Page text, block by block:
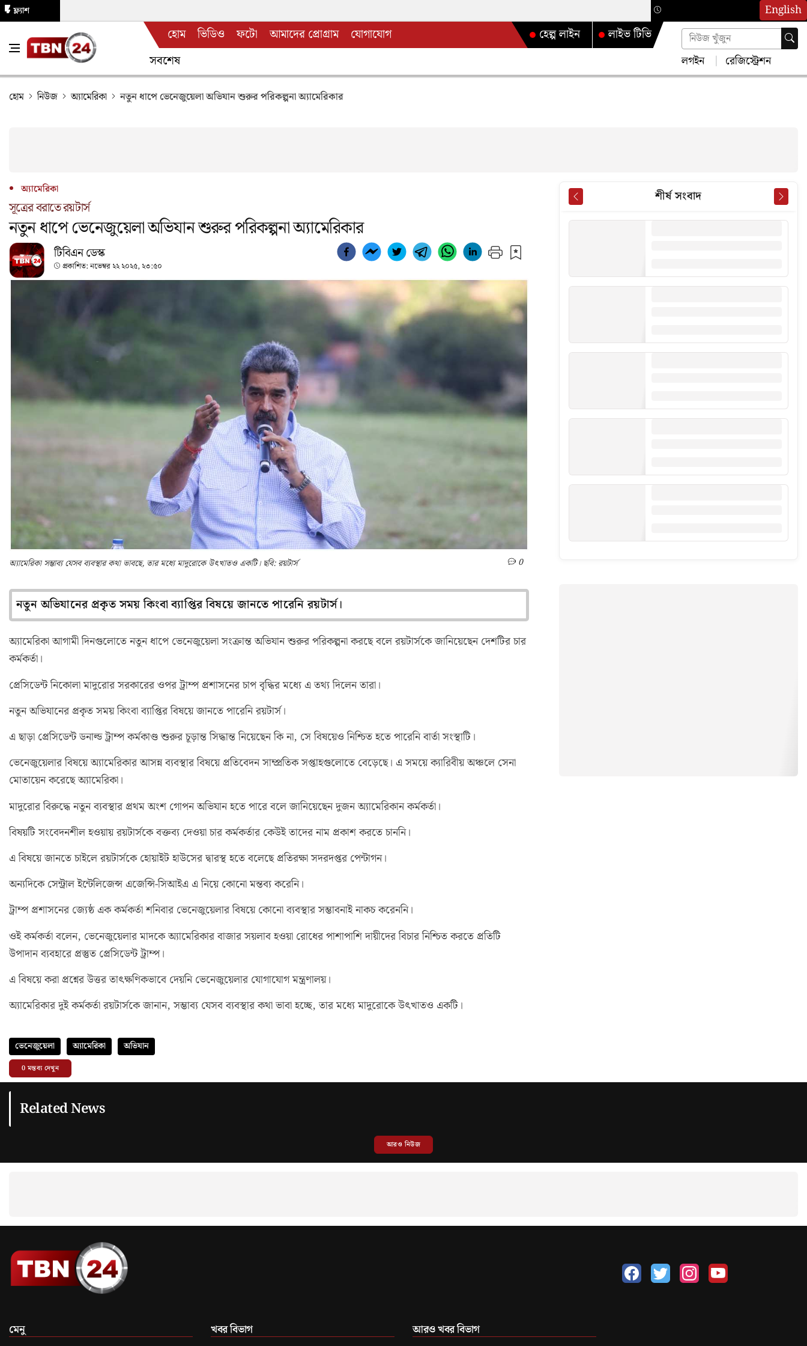
English
ফ্ল্যাশ
হোম ভিডিও ফটো আমাদের প্রোগ্রাম যোগাযোগ লাইভ টিভি
হেল্প লাইন
সবশেষ
লগইন রেজিস্ট্রেশন
হোম নিউজ অ্যামেরিকা নতুন ধাপে ভেনেজুয়েলা অভিযান শুরুর পরিকল্পনা অ্যামেরিকার
অ্যামেরিকা
সূত্রের বরাতে রয়টার্স
নতুন ধাপে ভেনেজুয়েলা অভিযান শুরুর পরিকল্পনা অ্যামেরিকার
টিবিএন ডেস্ক
প্রকাশিত:নভেম্বর ২২ ২০২৫, ২৩:৫০
অ্যামেরিকা সম্ভাব্য যেসব ব্যবস্থার কথা ভাবছে, তার মধ্যে মাদুরোকে উৎখাতও একটি। ছবি: রয়টার্স 0
নতুন অভিযানের প্রকৃত সময় কিংবা ব্যাপ্তির বিষয়ে জানতে পারেনি রয়টার্স।
অ্যামেরিকা আগামী দিনগুলোতে নতুন ধাপে ভেনেজুয়েলা সংক্রান্ত অভিযান শুরুর পরিকল্পনা করছে বলে রয়টার্সকে জানিয়েছেন দেশটির চার
কর্মকর্তা।
প্রেসিডেন্ট নিকোলা মাদুরোর সরকারের ওপর ট্রাম্প প্রশাসনের চাপ বৃদ্ধির মধ্যে এ তথ্য দিলেন তারা।
নতুন অভিযানের প্রকৃত সময় কিংবা ব্যাপ্তির বিষয়ে জানতে পারেনি রয়টার্স।
এ ছাড়া প্রেসিডেন্ট ডনাল্ড ট্রাম্প কর্মকাণ্ড শুরুর চূড়ান্ত সিদ্ধান্ত নিয়েছেন কি না, সে বিষয়েও নিশ্চিত হতে পারেনি বার্তা সংস্থাটি।
ভেনেজুয়েলার বিষয়ে অ্যামেরিকার আসন্ন ব্যবস্থার বিষয়ে প্রতিবেদন সাম্প্রতিক সপ্তাহগুলোতে বেড়েছে। এ সময়ে ক্যারিবীয় অঞ্চলে সেনা
মোতায়েন করেছে অ্যামেরিকা।
মাদুরোর বিরুদ্ধে নতুন ব্যবস্থার প্রথম অংশ গোপন অভিযান হতে পারে বলে জানিয়েছেন দুজন অ্যামেরিকান কর্মকর্তা।
বিষয়টি সংবেদনশীল হওয়ায় রয়টার্সকে বক্তব্য দেওয়া চার কর্মকর্তার কেউই তাদের নাম প্রকাশ করতে চাননি।
এ বিষয়ে জানতে চাইলে রয়টার্সকে হোয়াইট হাউসের দ্বারস্থ হতে বলেছে প্রতিরক্ষা সদরদপ্তর পেন্টাগন।
অন্যদিকে সেন্ট্রাল ইন্টেলিজেন্স এজেন্সি-সিআইএ এ নিয়ে কোনো মন্তব্য করেনি।
ট্রাম্প প্রশাসনের জ্যেষ্ঠ এক কর্মকর্তা শনিবার ভেনেজুয়েলার বিষয়ে কোনো ব্যবস্থার সম্ভাবনাই নাকচ করেননি।
ওই কর্মকর্তা বলেন, ভেনেজুয়েলার মাদকে অ্যামেরিকার বাজার সয়লাব হওয়া রোধের পাশাপাশি দায়ীদের বিচার নিশ্চিত করতে প্রতিটি
উপাদান ব্যবহারে প্রস্তুত প্রেসিডেন্ট ট্রাম্প।
এ বিষয়ে করা প্রশ্নের উত্তর তাৎক্ষণিকভাবে দেয়নি ভেনেজুয়েলার যোগাযোগ মন্ত্রণালয়।
অ্যামেরিকার দুই কর্মকর্তা রয়টার্সকে জানান, সম্ভাব্য যেসব ব্যবস্থার কথা ভাবা হচ্ছে, তার মধ্যে মাদুরোকে উৎখাতও একটি।
ভেনেজুয়েলা অ্যামেরিকা অভিযান
0মন্তব্য দেখুন
শীর্ষ সংবাদ
Related News
আরও নিউজ
মেনু খবর বিভাগ আরও খবর বিভাগ